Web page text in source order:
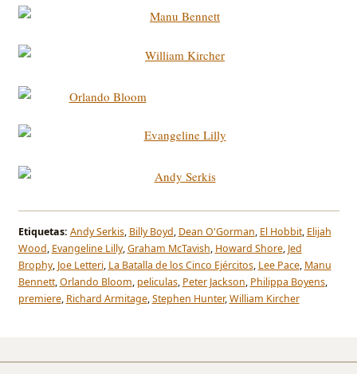
Etiquetas: Andy Serkis, Billy Boyd, Dean O'Gorman, El Hobbit, Elijah
Wood, Evangeline Lilly,Graham McTavish, Howard Shore, Jed
Brophy, Joe Letteri, La Batalla de los Cinco Ejércitos, Lee Pace, Manu
Bennett,Orlando Bloom, peliculas, Peter Jackson, Philippa Boyens,
premiere, Richard Armitage,Stephen Hunter,William Kircher